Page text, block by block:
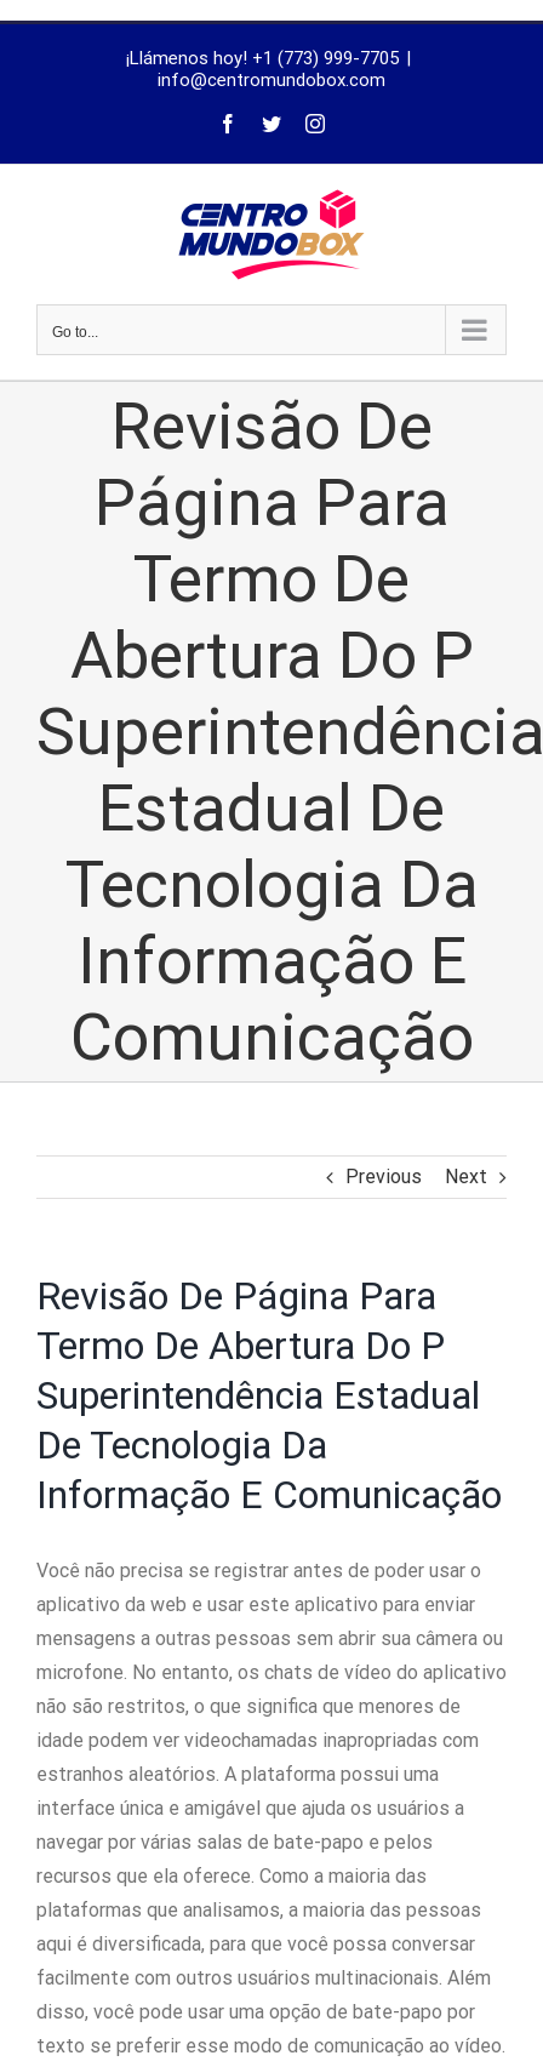
¡Llámenos hoy! +1 (773) 999-7705 |
info@centromundobox.com
Go to...
Revisão De
Página Para
Termo De
Abertura Do P
Estadual De
Tecnologia Da
Informação E
Comunicação
Previous Next
Revisão De Página Para
Termo De Abertura Do P
Superintendência Estadual
De Tecnologia Da
Informação E Comunicação
Você não precisa se registrar antes de poder usar o
aplicativo da web e usar este aplicativo para enviar
mensagens a outras pessoas sem abrir sua câmera ou
microfone. No entanto, os chats de vídeo do aplicativo
não são restritos, o que significa que menores de
idade podem ver videochamadas inapropriadas com
estranhos aleatórios. A plataforma possui uma
interface única e amigável que ajuda os usuários a
navegar por várias salas de bate-papo e pelos
recursos que ela oferece. Como a maioria das
plataformas que analisamos, a maioria das pessoas
aqui é diversificada, para que você possa conversar
facilmente com outros usuários multinacionais. Além
disso, você pode usar uma opção de bate-papo por
texto se preferir esse modo de comunicação ao vídeo.